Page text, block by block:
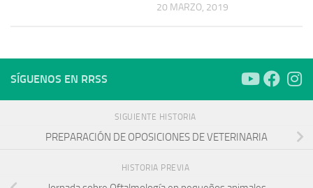
20 MARZO, 2019
SÍGUENOS EN RRSS
SIGUIENTE HISTORIA
PREPARACIÓN DE OPOSICIONES DE VETERINARIA
HISTORIA PREVIA